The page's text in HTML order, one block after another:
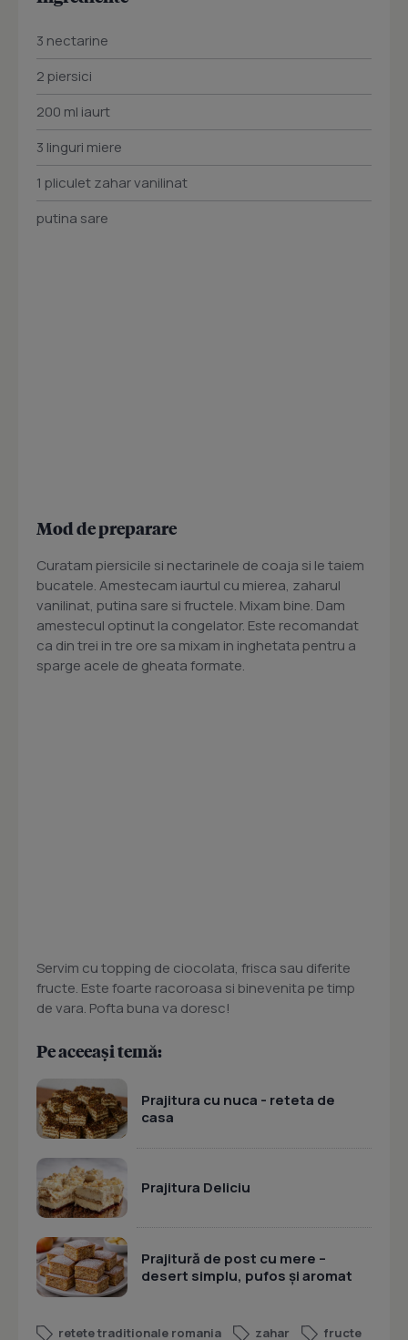
3 nectarine
2 piersici
200 ml iaurt
3 linguri miere
1 pliculet zahar vanilinat
putina sare
Mod de preparare
Curatam piersicile si nectarinele de coaja si le taiem
bucatele. Amestecam iaurtul cu mierea, zaharul
vanilinat, putina sare si fructele. Mixam bine. Dam
amestecul optinut la congelator. Este recomandat
ca din trei in tre ore sa mixam in inghetata pentru a
sparge acele de gheata formate.
Servim cu topping de ciocolata, frisca sau diferite
fructe. Este foarte racoroasa si binevenita pe timp
de vara. Pofta buna va doresc!
Pe aceeași temă:
Prajitura cu nuca - reteta de
casa
Prajitura Deliciu
Prajitură de post cu mere –
desert simplu, pufos și aromat
retete traditionale romania zahar
fructe